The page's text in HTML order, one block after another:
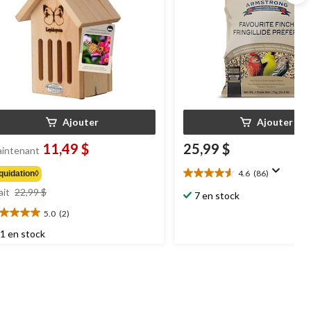
Ajouter
11,49 $
22,99 $
22,99 $
5.0 (2)
1 en stock
Ajouter
25,99 $
4.6 (86)
4.6
étoile(s)
7 en stock